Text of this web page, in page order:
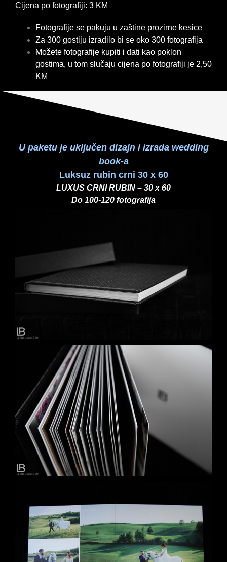
Cijena po fotografiji: 3 KM
Fotografije se pakuju u zaštine prozirne kesice
Za 300 gostiju izradilo bi se oko 300 fotografija
Možete fotografije kupiti i dati kao poklon
gostima, u tom slučaju cijena po fotografiji je 2,50
KM
U paketu je uključen dizajn i izrada wedding
book-a
Luksuz rubin crni 30 x 60
LUXUS CRNI RUBIN – 30 x 60
Do 100-120 fotografija